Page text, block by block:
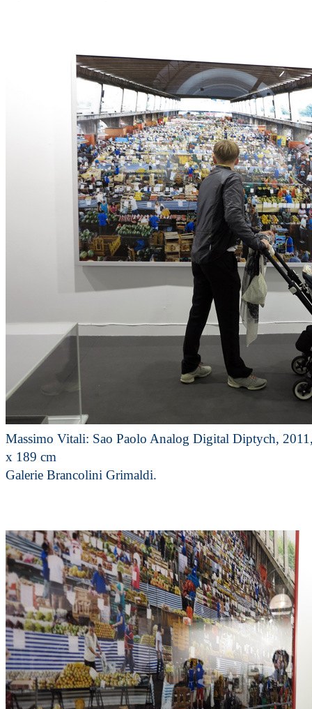
Massimo Vitali: Sao Paolo Analog Digital Diptych,
x 189 cm
Galerie Brancolini Grimaldi.